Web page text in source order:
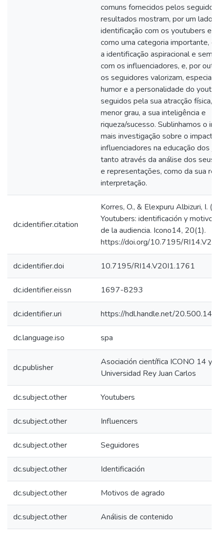
comuns fornecidos pelos
resultados mostram, por um lado,
identificação com os youtubers
como uma categoria importante,
a identificação aspiracional e
com os influenciadores, e, por
os seguidores valorizam,
humor e a personalidade do
seguidos pela sua atracção física,
menor grau, a sua inteligência e
riqueza/sucesso. Sublinhamos o
mais investigação sobre o
influenciadores na educação dos
tanto através da análise dos seus
e representações, como da sua
interpretação.
dc.identifier.citation
Korres, O., & Elexpuru Albizuri, I.
Youtubers: identificación y
de la audiencia. Icono14, 20(1).
https://doi.org/10.7195/
dc.identifier.doi 10.7195/RI14.V20I1.1761
dc.identifier.eissn 1697-8293
dc.identifier.uri https://hdl.handle.net/
dc.language.iso spa
dc.publisher
Asociación científica ICONO 14 y
Universidad Rey Juan Carlos
dc.subject.other Youtubers
dc.subject.other Influencers
dc.subject.other Seguidores
dc.subject.other Identificación
dc.subject.other Motivos de agrado
dc.subject.other Análisis de contenido